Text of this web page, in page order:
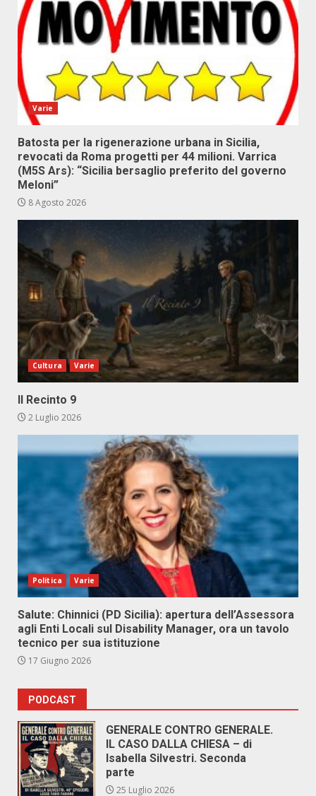
Varie
Batosta per la rigenerazione urbana in Sicilia,
revocati da Roma progetti per 44 milioni. Varrica
(M5S Ars): “Sicilia bersaglio preferito del governo
Meloni”
8 Agosto 2026
Cultura Varie
Il Recinto 9
2 Luglio 2026
Politica Varie
Salute: Chinnici (PD Sicilia): apertura dell’Assessora
agli Enti Locali sul Disability Manager, ora un tavolo
tecnico per sua istituzione
17 Giugno 2026
PODCAST
GENERALE CONTRO GENERALE.
IL CASO DALLA CHIESA – di
Isabella Silvestri. Seconda
parte
25 Luglio 2026